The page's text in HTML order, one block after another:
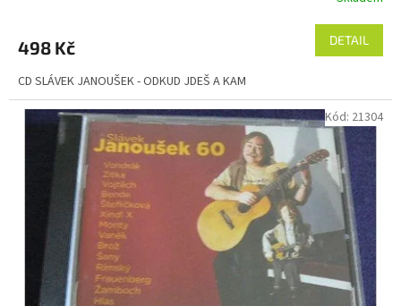
498 Kč DETAIL
CD SLÁVEK JANOUŠEK - ODKUD JDEŠ A KAM
Kód: 21304